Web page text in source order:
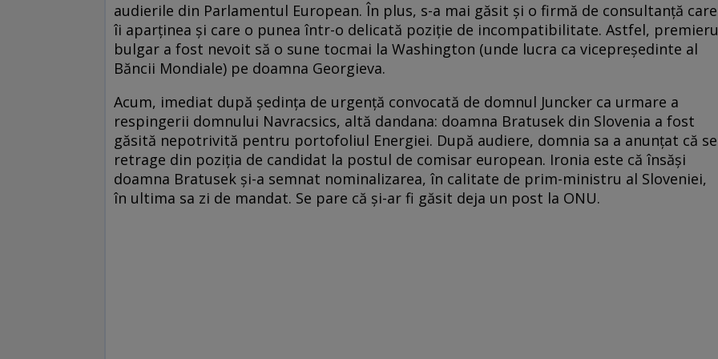
audierile din Parlamentul European. În plus, s-a mai găsit şi o firmă de consultanţă care
îi aparţinea şi care o punea într-o delicată poziţie de incompatibilitate. Astfel,
bulgar a fost nevoit să o sune tocmai la Washington (unde lucra ca vicepreşedinte al
Băncii Mondiale) pe doamna Georgieva.
Acum, imediat după şedinţa de urgenţă convocată de domnul Juncker ca urmare a
respingerii domnului Navracsics, altă dandana: doamna Bratusek din Slovenia a fost
găsită nepotrivită pentru portofoliul Energiei. După audiere, domnia sa a anunţat că se
retrage din poziţia de candidat la postul de comisar european. Ironia este că însăşi
doamna Bratusek şi-a semnat nominalizarea, în calitate de prim-ministru al Sloveniei,
în ultima sa zi de mandat. Se pare că şi-ar fi găsit deja un post la ONU.